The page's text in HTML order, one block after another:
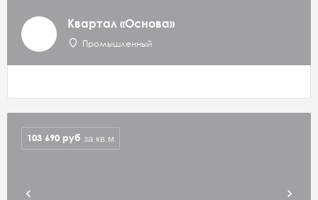
Квартал «Основа»
Промышленный
103 690 руб за кв.м